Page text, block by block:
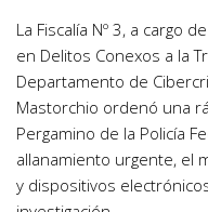
La Fiscalía Nº 3, a cargo
en Delitos Conexos a la
Departamento de
Mastorchio ordenó una
Pergamino de la Policía
allanamiento urgente, el
y dispositivos